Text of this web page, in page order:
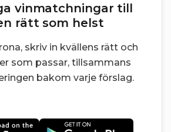
vinmatchningar till
rätt som helst
skriv in kvällens rätt och
som passar, tillsammans
bakom varje förslag.